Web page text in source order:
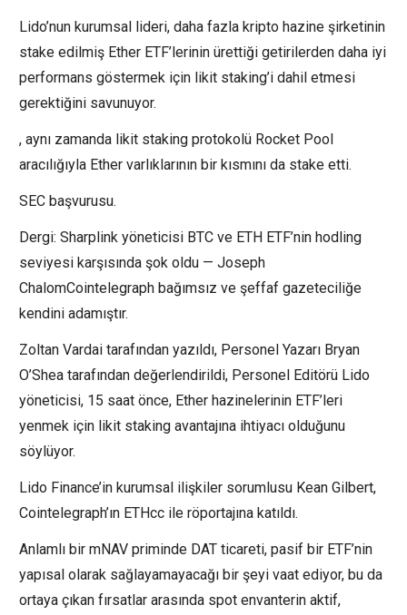
Lido’nun kurumsal lideri, daha fazla kripto hazine şirketinin
stake edilmiş Ether ETF’lerinin ürettiği getirilerden daha iyi
performans göstermek için likit staking’i dahil etmesi
gerektiğini savunuyor.
, aynı zamanda likit staking protokolü Rocket Pool
aracılığıyla Ether varlıklarının bir kısmını da stake etti.
SEC başvurusu.
Dergi: Sharplink yöneticisi BTC ve ETH ETF’nin hodling
seviyesi karşısında şok oldu — Joseph
ChalomCointelegraph bağımsız ve şeffaf gazeteciliğe
kendini adamıştır.
Zoltan Vardai tarafından yazıldı, Personel Yazarı Bryan
O’Shea tarafından değerlendirildi, Personel Editörü Lido
yöneticisi, 15 saat önce, Ether hazinelerinin ETF’leri
yenmek için likit staking avantajına ihtiyacı olduğunu
söylüyor.
Lido Finance’in kurumsal ilişkiler sorumlusu Kean Gilbert,
Cointelegraph’ın ETHcc ile röportajına katıldı.
Anlamlı bir mNAV priminde DAT ticareti, pasif bir ETF’nin
yapısal olarak sağlayamayacağı bir şeyi vaat ediyor, bu da
ortaya çıkan fırsatlar arasında spot envanterin aktif,